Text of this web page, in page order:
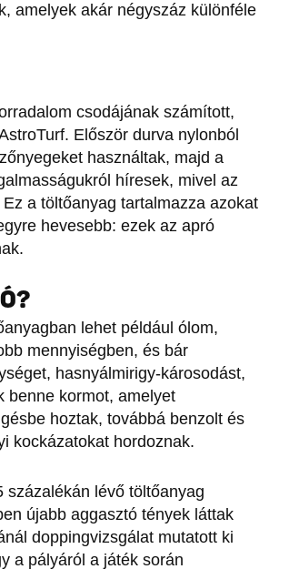
amelyek akár négyszáz különféle
csodájának számított,
Először durva nylonból
használtak, majd a
híresek, mivel az
a töltőanyag tartalmazza azokat
hevesebb: ezek az apró
lehet például ólom,
mennyiségben, és bár
hasnyálmirigy-károsodást,
benne kormot, amelyet
hoztak, továbbá benzolt és
kockázatokat hordoznak.
lévő töltőanyag
újabb aggasztó tények láttak
doppingvizsgálat mutatott ki
a pályáról a játék során